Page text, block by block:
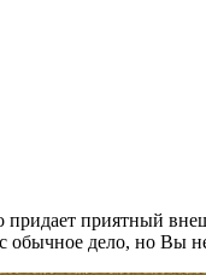
приятный
дело, но Вы